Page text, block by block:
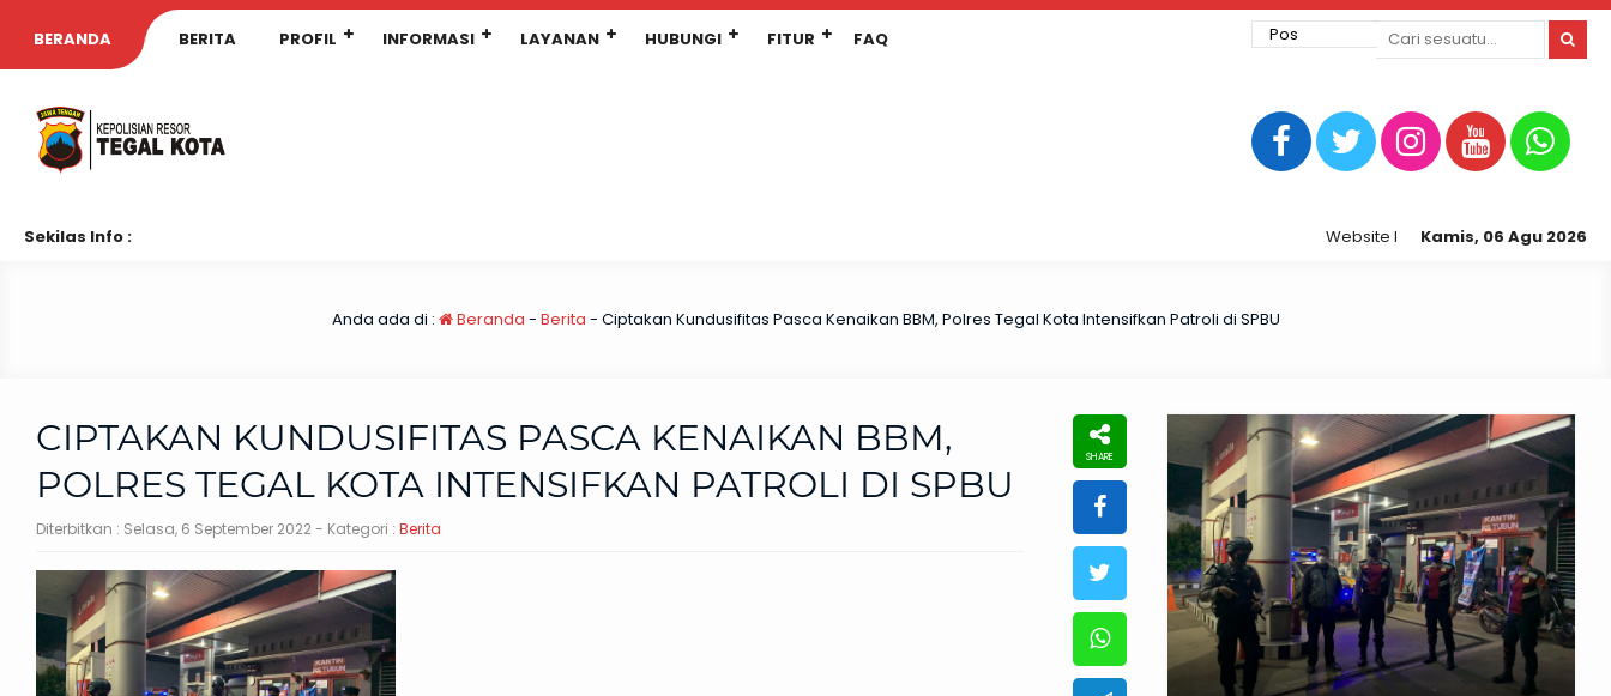
BERANDA BERITA PROFIL INFORMASI LAYANAN HUBUNGI FITUR FAQ
Sekilas Info : Kamis, 06 Agu 2026
Website Resmi Kepolisian Resor Tegal
Anda ada di : Beranda - Berita - Ciptakan Kundusifitas Pasca Kenaikan BBM, Polres Tegal Kota Intensifkan Patroli di SPBU
CIPTAKAN KUNDUSIFITAS PASCA KENAIKAN BBM,
POLRES TEGAL KOTA INTENSIFKAN PATROLI DI SPBU
Diterbitkan : Selasa, 6 September 2022- Kategori : Berita